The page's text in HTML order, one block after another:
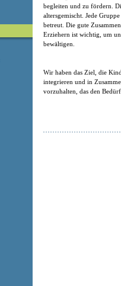
begleiten und zu fördern.
altersgemischt. Jede
betreut. Die gute
Erziehern ist wichtig, um
bewältigen.
Wir haben das Ziel, die
integrieren und in
vorzuhalten, das den